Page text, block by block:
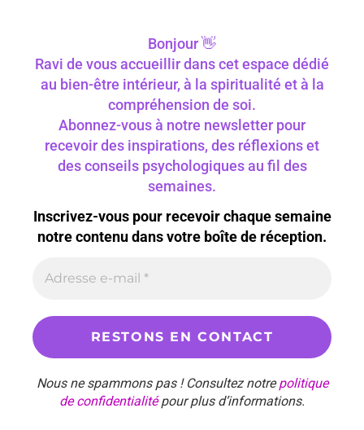
Bonjour 👋
Ravi de vous accueillir dans cet espace dédié
au bien-être intérieur, à la spiritualité et à la
compréhension de soi.
Abonnez-vous à notre newsletter pour
recevoir des inspirations, des réflexions et
des conseils psychologiques au fil des
semaines.
Inscrivez-vous pour recevoir chaque semaine
notre contenu dans votre boîte de réception.
Nous ne spammons pas ! Consultez notrepolitique
de confidentialitépour plus d’informations.